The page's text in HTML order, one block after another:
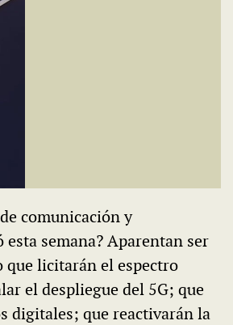
comunicación y
semana? Aparentan ser
licitarán el espectro
el despliegue del 5G; que
digitales; que reactivarán la